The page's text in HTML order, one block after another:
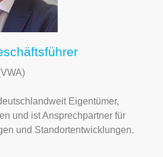
Eigentümer,
und ist Ansprechpartner für
und Standortentwicklungen.